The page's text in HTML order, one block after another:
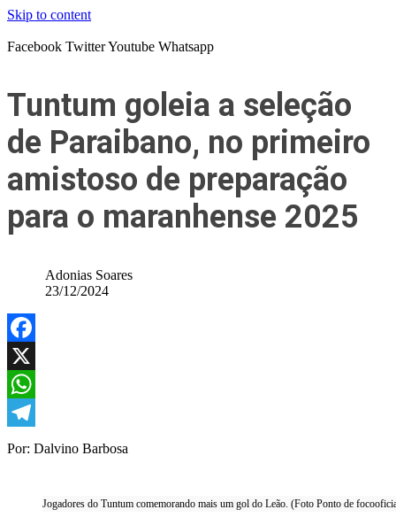
Skip to content
Facebook TwitterYoutube Whatsapp
Tuntum goleia a seleção
de Paraibano, no primeiro
amistoso de preparação
para o maranhense 2025
Adonias Soares
23/12/2024
Facebook
X
WhatsApp
Telegram
Por: Dalvino Barbosa
Jogadores do Tuntum comemorando mais um gol do Leão. (Foto Ponto de